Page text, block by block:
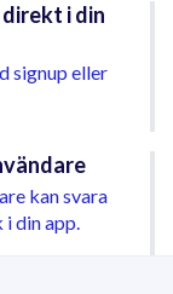
i din
signup eller
kan svara
din app.